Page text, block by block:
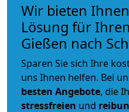
Wir bieten
Lösung für
Gießen nach
Sparen Sie sich Ihre
uns Ihnen helfen. Bei
besten Angebote, die
stressfreien und